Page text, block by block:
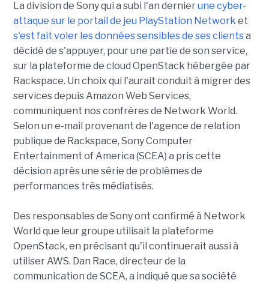
La division de Sony qui a subi l'an dernierune cyber-
attaque sur le portail de jeu PlayStation Network et
s'est fait voler les données sensibles de ses clientsa
décidé de s'appuyer, pour une partie de son service,
sur la plateforme de cloud OpenStack hébergée par
Rackspace. Un choix qui l'aurait conduit à migrer des
services depuis Amazon Web Services,
communiquent nos confrères de Network World.
Selon un e-mail provenant de l'agence de relation
publique de Rackspace, Sony Computer
Entertainment of America (SCEA) a pris cette
décision après une série de problèmes de
performances très médiatisés.
Des responsables de Sony ont confirmé à Network
World que leur groupe utilisait la plateforme
OpenStack, en précisant qu'il continuerait aussi à
utiliser AWS. Dan Race, directeur de la
communication de SCEA, a indiqué que sa société